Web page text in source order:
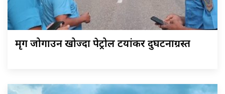
मृग जोगाउन खोज्दा पेट्रोल टयांकर दुर्घटनाग्रस्त